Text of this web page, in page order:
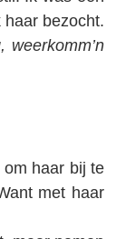
bezocht.
weerkomm’n
haar bij te
met haar